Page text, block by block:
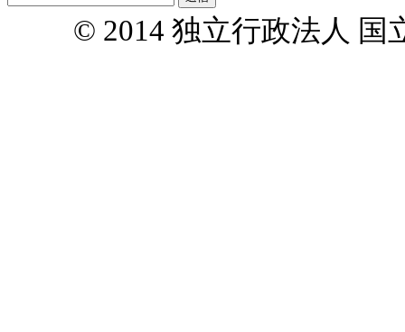
© 2014 独立行政法人 国